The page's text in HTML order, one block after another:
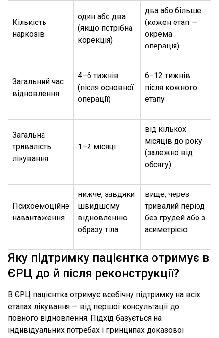
Кількість
наркозів
один або два
(якщо потрібна
корекція)
два або більше
(кожен етап —
окрема
операція)
Загальний час
відновлення
4–6 тижнів
(після основної
операції)
6–12 тижнів
після кожного
етапу
Загальна
тривалість
лікування
1–2 місяці
від кількох
місяців до року
(залежно від
обсягу)
Психоемоційне
навантаження
нижче, завдяки
швидшому
відновленню
образу тіла
вище, через
тривалий період
без грудей або з
асиметрією
Яку підтримку пацієнтка отримує в
ЄРЦ до й після реконструкції?
В ЄРЦ пацієнтка отримує всебічну підтримку на всіх
етапах лікування — від першої консультації до
повного відновлення. Підхід базується на
індивідуальних потребах і принципах доказової